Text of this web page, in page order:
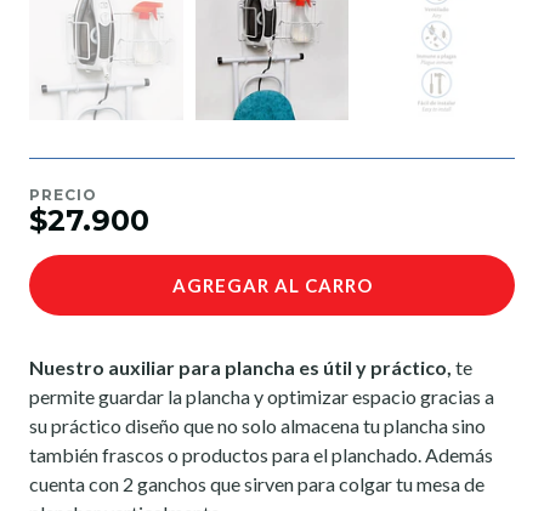
PRECIO
$27.900
AGREGAR AL CARRO
Nuestro auxiliar para plancha es útil y práctico, te
permite guardar la plancha y optimizar espacio gracias a
su práctico diseño que no solo almacena tu plancha sino
también frascos o productos para el planchado. Además
cuenta con 2 ganchos que sirven para colgar tu mesa de